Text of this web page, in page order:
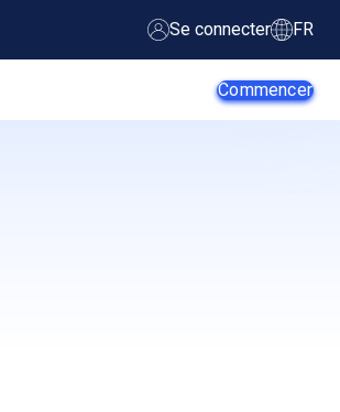
Se connecter FR
Commencer